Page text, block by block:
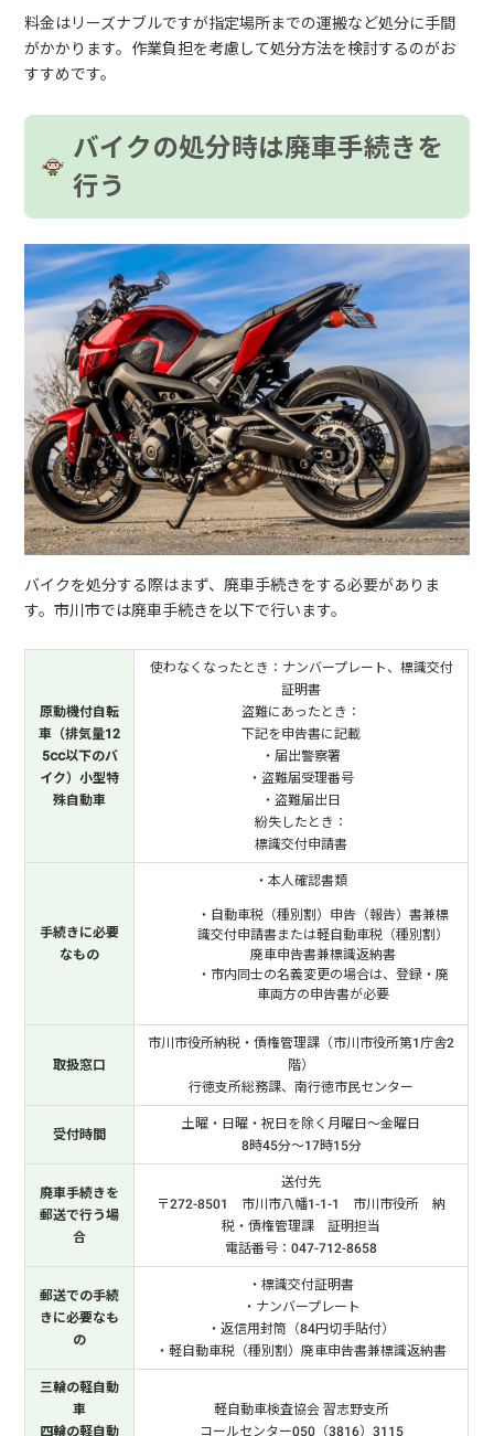
料金はリーズナブルですが指定場所までの運搬など処分に手間
がかかります。作業負担を考慮して処分方法を検討するのがお
すすめです。
バイクの処分時は廃車手続きを
行う
バイクを処分する際はまず、廃車手続きをする必要がありま
す。市川市では廃車手続きを以下で行います。
原動機付自転
車（排気量12
5cc以下のバ
イク）小型特
殊自動車
使わなくなったとき：ナンバープレート、標識交付
証明書
盗難にあったとき：
下記を申告書に記載
・届出警察署
・盗難届受理番号
・盗難届出日
紛失したとき：
標識交付申請書
手続きに必要
なもの
・本人確認書類
・自動車税（種別割）申告（報告）書兼標
識交付申請書または軽自動車税（種別割）
廃車申告書兼標識返納書
・市内同士の名義変更の場合は、登録・廃
車両方の申告書が必要
取扱窓口
市川市役所納税・債権管理課（市川市役所第1庁舎2
階）
行徳支所総務課、南行徳市民センター
受付時間
土曜・日曜・祝日を除く月曜日～金曜日
8時45分～17時15分
廃車手続きを
郵送で行う場
合
送付先
〒272-8501 市川市八幡1-1-1 市川市役所 納
税・債権管理課 証明担当
電話番号：047-712-8658
郵送での手続
きに必要なも
の
・標識交付証明書
・ナンバープレート
・返信用封筒（84円切手貼付）
・軽自動車税（種別割）廃車申告書兼標識返納書
三輪の軽自動
車
四輪の軽自動
軽自動車検査協会 習志野支所
コールセンター050（3816）3115